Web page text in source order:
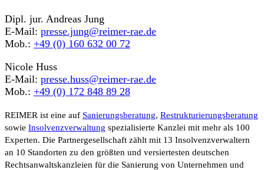
Dipl. jur. Andreas Jung
E-Mail: presse.jung@reimer-rae.de
Mob.: +49 (0) 160 632 00 72
Nicole Huss
E-Mail: presse.huss@reimer-rae.de
Mob.: +49 (0) 172 848 89 28
REIMER ist eine auf Sanierungsberatung, Restrukturierungsberatung
sowie Insolvenzverwaltung spezialisierte Kanzlei mit mehr als 100
Experten. Die Partnergesellschaft zählt mit 13 Insolvenzverwaltern
an 10 Standorten zu den größten und versiertesten deutschen
Rechtsanwaltskanzleien für die Sanierung von Unternehmen und